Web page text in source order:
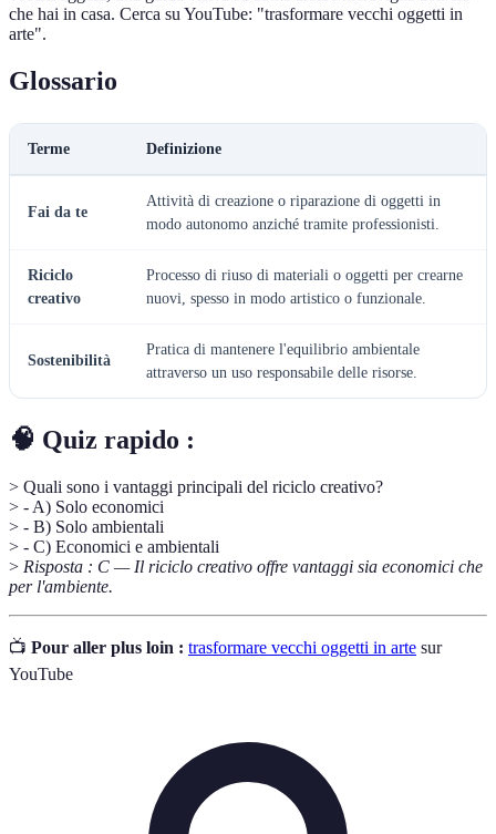
che hai in casa. Cerca su YouTube: "trasformare vecchi oggetti in
arte".
Glossario
Terme Definizione
Fai da te
Attività di creazione o riparazione di oggetti in
modo autonomo anziché tramite professionisti.
Riciclo
creativo
Processo di riuso di materiali o oggetti per crearne
nuovi, spesso in modo artistico o funzionale.
Sostenibilità
Pratica di mantenere l'equilibrio ambientale
attraverso un uso responsabile delle risorse.
🧠 Quiz rapido :
> Quali sono i vantaggi principali del riciclo creativo?
> - A) Solo economici
> - B) Solo ambientali
> - C) Economici e ambientali
> Risposta : C — Il riciclo creativo offre vantaggi sia economici che
per l'ambiente.
📺 Pour aller plus loin : trasformare vecchi oggetti in arte sur
YouTube